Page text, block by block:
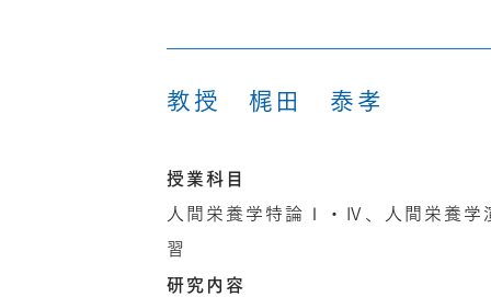
教授 梶田 泰孝
授業科目
人間栄養学特論Ⅰ・Ⅳ、人間栄養学
習
研究内容